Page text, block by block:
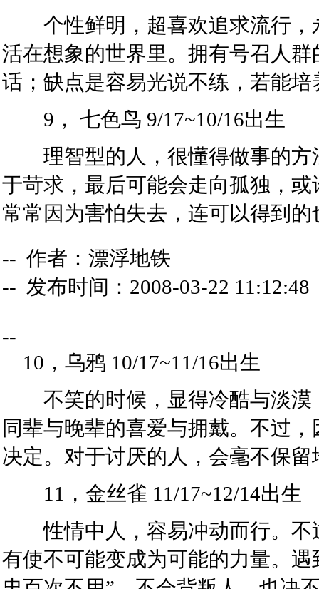
个性鲜明，超喜欢追求流行，
活在想象的世界里。拥有号召人
话；缺点是容易光说不练，若能
9， 七色鸟 9/17~10/16出生
理智型的人，很懂得做事的方
于苛求，最后可能会走向孤独，
常常因为害怕失去，连可以得到
-- 作者：漂浮地铁
-- 发布时间：2008-03-22 11:12:48
--
10，乌鸦 10/17~11/16出生
不笑的时候，显得冷酷与淡漠
同辈与晚辈的喜爱与拥戴。不过
决定。对于讨厌的人，会毫不保
11，金丝雀 11/17~12/14出生
性情中人，容易冲动而行。不
有使不可能变成为可能的力量。